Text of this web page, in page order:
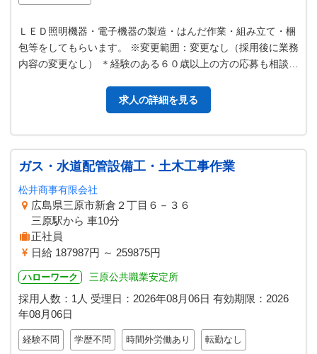
ＬＥＤ照明機器・電子機器の製造・はんだ作業・組み立て・梱
包等をしてもらいます。 ※変更範囲：変更なし（採用後に業務
内容の変更なし） ＊経験のある６０歳以上の方の応募も相談に
求人の詳細を見る
ガス・水道配管設備工・土木工事作業
松井商事有限会社
広島県三原市新倉２丁目６－３６
三原駅から 車10分
正社員
日給 187987円 ～ 259875円
ハローワーク 三原公共職業安定所
採用人数：1人 受理日： 2026年08月06日 有効期限： 2026
年08月06日
経験不問 学歴不問 時間外労働あり 転勤なし